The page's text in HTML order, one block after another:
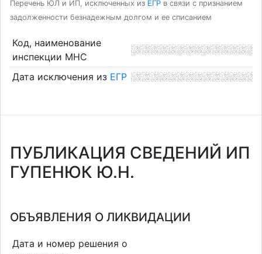
Перечень ЮЛ и ИП, исключенных из ЕГР в связи с признанием
задолженности безнадежным долгом и ее списанием
Код, наименование
инспекции МНС
Дата исключения из ЕГР
ПУБЛИКАЦИЯ СВЕДЕНИЙ ИП
ГУПЕНЮК Ю.Н.
ОБЪЯВЛЕНИЯ О ЛИКВИДАЦИИ
Дата и номер решения о